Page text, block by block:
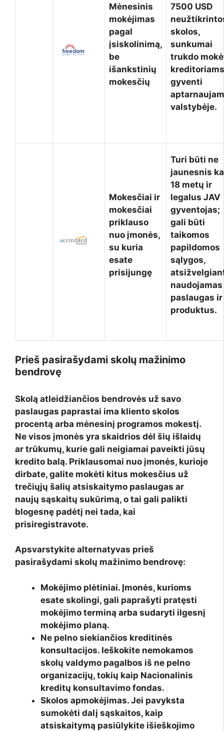
Mėnesinis
mokėjimas
pagal
įsiskolinimą,
be
išankstinių
mokesčių
7500 USD
skolos,
sunkumai
trukdo
gyventi
valstybėje.
Mokesčiai ir
mokesčiai
priklauso
nuo įmonės,
su kuria
esate
prisijungę
Turi būti ne
jaunesnis
18 metų ir
legalus JAV
gyventojas;
gali būti
taikomos
papildomos
sąlygos,
naudojamas
paslaugas ir
produktus.
Prieš pasirašydami skolų mažinimo
bendrovę
Skolą atleidžiančios bendrovės už savo
paslaugas paprastai ima kliento skolos
procentą arba mėnesinį programos mokestį.
Ne visos įmonės yra skaidrios dėl šių išlaidų
ar trūkumų, kurie gali neigiamai paveikti jūsų
kredito balą. Priklausomai nuo įmonės, kurioje
dirbate, galite mokėti kitus mokesčius už
trečiųjų šalių atsiskaitymo paslaugas ar
naujų sąskaitų sukūrimą, o tai gali palikti
blogesnę padėtį nei tada, kai
prisiregistravote.
Apsvarstykite alternatyvas prieš
pasirašydami skolų mažinimo bendrovę:
Mokėjimo plėtiniai. Įmonės, kurioms
esate skolingi, gali paprašyti pratęsti
mokėjimo terminą arba sudaryti ilgesnį
mokėjimo planą.
Ne pelno siekiančios kreditinės
konsultacijos. Ieškokite nemokamos
skolų valdymo pagalbos iš ne pelno
organizacijų, tokių kaip Nacionalinis
kreditų konsultavimo fondas.
Skolos apmokėjimas. Jei pavyksta
sumokėti dalį sąskaitos, kaip
atsiskaitymą pasiūlykite išieškojimo